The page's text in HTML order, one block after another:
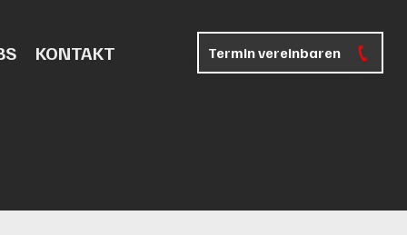
MECHANIK
KONTAKT Termin vereinbaren